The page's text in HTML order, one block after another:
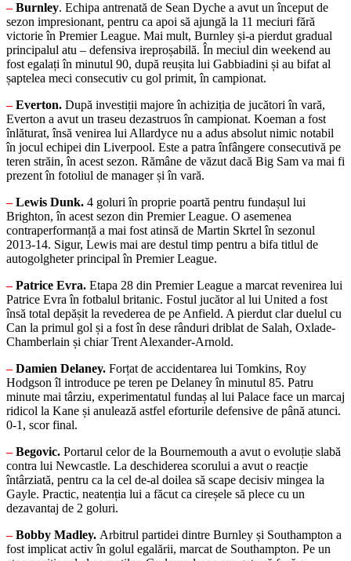
– Burnley. Echipa antrenată de Sean Dyche a avut un început de
sezon impresionant, pentru ca apoi să ajungă la 11 meciuri fără
victorie în Premier League. Mai mult, Burnley și-a pierdut gradual
principalul atu – defensiva ireproșabilă. În meciul din weekend au
fost egalați în minutul 90, după reușita lui Gabbiadini și au bifat al
șaptelea meci consecutiv cu gol primit, în campionat.
–Everton. După investiții majore în achiziția de jucători în vară,
Everton a avut un traseu dezastruos în campionat. Koeman a fost
înlăturat, însă venirea lui Allardyce nu a adus absolut nimic notabil
în jocul echipei din Liverpool. Este a patra înfângere consecutivă pe
teren străin, în acest sezon. Rămâne de văzut dacă Big Sam va mai fi
prezent în fotoliul de manager și în vară.
–Lewis Dunk. 4 goluri în proprie poartă pentru fundașul lui
Brighton, în acest sezon din Premier League. O asemenea
contraperformanță a mai fost atinsă de Martin Skrtel în sezonul
2013-14. Sigur, Lewis mai are destul timp pentru a bifa titlul de
autogolgheter principal în Premier League.
–Patrice Evra. Etapa 28 din Premier League a marcat revenirea lui
Patrice Evra în fotbalul britanic. Fostul jucător al lui United a fost
însă total depășit la revederea de pe Anfield. A pierdut clar duelul cu
Can la primul gol și a fost în dese rânduri driblat de Salah, Oxlade-
Chamberlain și chiar Trent Alexander-Arnold.
–Damien Delaney. Forțat de accidentarea lui Tomkins, Roy
Hodgson îl introduce pe teren pe Delaney în minutul 85. Patru
minute mai târziu, experimentatul fundaș al lui Palace face un marcaj
ridicol la Kane și anulează astfel eforturile defensive de până atunci.
0-1, scor final.
–Begovic. Portarul celor de la Bournemouth a avut o evoluție slabă
contra lui Newcastle. La deschiderea scorului a avut o reacție
întârziată, pentru ca la cel de-al doilea să scape decisiv mingea la
Gayle. Practic, neatenția lui a făcut ca cireșele să plece cu un
dezavantaj de 2 goluri.
–Bobby Madley. Arbitrul partidei dintre Burnley și Southampton a
fost implicat activ în golul egalării, marcat de Southampton. Pe un